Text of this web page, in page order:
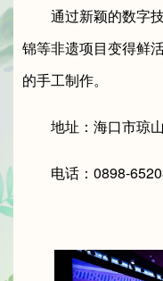
通过新颖的数字
锦等非遗项目变得鲜
的手工制作。
地址：海口市琼
电话：0898-